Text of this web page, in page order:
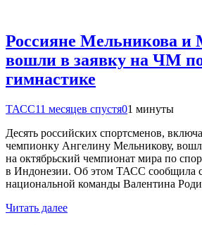
Россияне Мельникова и
вошли в заявку на ЧМ
гимнастике
ТАСС11 месяцев спустя01 минуты
Десять российских спортсменов,
чемпионку Ангелину Мельникову,
на октябрьский чемпионат мира по
в Индонезии. Об этом ТАСС сообщила
национальной команды Валентина
Читать далее